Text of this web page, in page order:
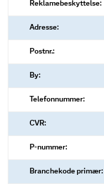
Reklamebeskyttelse:
Adresse:
Postnr.:
By:
Telefonnummer:
CVR:
P-nummer:
Branchekode primær: